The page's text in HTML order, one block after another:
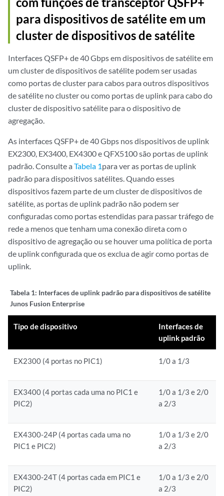
para dispositivos de satélite em um
cluster de dispositivos de satélite
Interfaces QSFP+ de 40 Gbps em dispositivos de satélite em
um cluster de dispositivos de satélite podem ser usadas
como portas de cluster para cabos para outros dispositivos
de satélite no cluster ou como portas de uplink para cabo do
cluster de dispositivo satélite para o dispositivo de
agregação.
As interfaces QSFP+ de 40 Gbps nos dispositivos de uplink
EX2300, EX3400, EX4300 e QFX5100 são portas de uplink
padrão. Consulte a Tabela 1para ver as portas de uplink
padrão para dispositivos satélites. Quando esses
dispositivos fazem parte de um cluster de dispositivos de
satélite, as portas de uplink padrão não podem ser
configuradas como portas estendidas para passar tráfego de
rede a menos que tenham uma conexão direta com o
dispositivo de agregação ou se houver uma política de porta
de uplink configurada que os exclua de agir como portas de
uplink.
Tabela 1: Interfaces de uplink padrão para dispositivos de satélite
Junos Fusion Enterprise
Tipo de dispositivo
Interfaces de
uplink padrão
EX2300 (4 portas no PIC1) 1/0 a 1/3
EX3400 (4 portas cada uma no PIC1 e
PIC2)
1/0 a 1/3 e 2/0
a 2/3
EX4300-24P (4 portas cada uma no
PIC1 e PIC2)
1/0 a 1/3 e 2/0
a 2/3
EX4300-24T (4 portas cada em PIC1 e
PIC2)
1/0 a 1/3 e 2/0
a 2/3